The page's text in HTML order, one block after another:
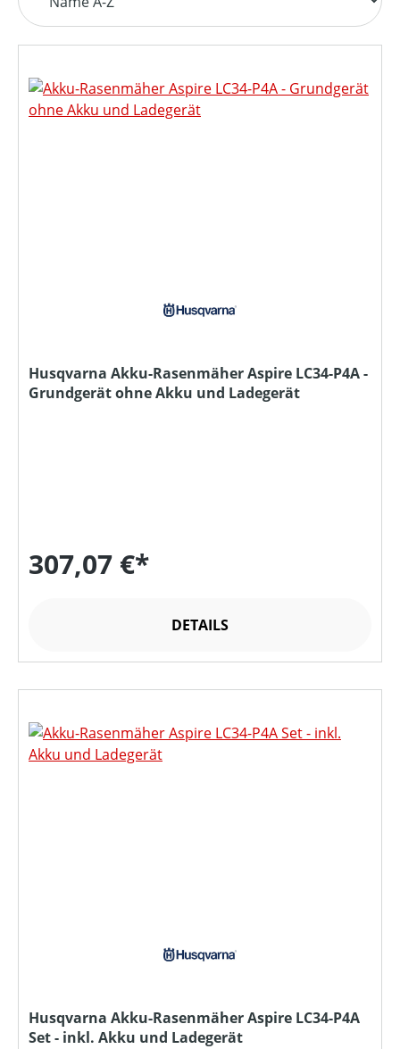
Husqvarna Akku-Rasenmäher Aspire LC34-P4A -
Grundgerät ohne Akku und Ladegerät
307,07 €*
DETAILS
Husqvarna Akku-Rasenmäher Aspire LC34-P4A
Set - inkl. Akku und Ladegerät